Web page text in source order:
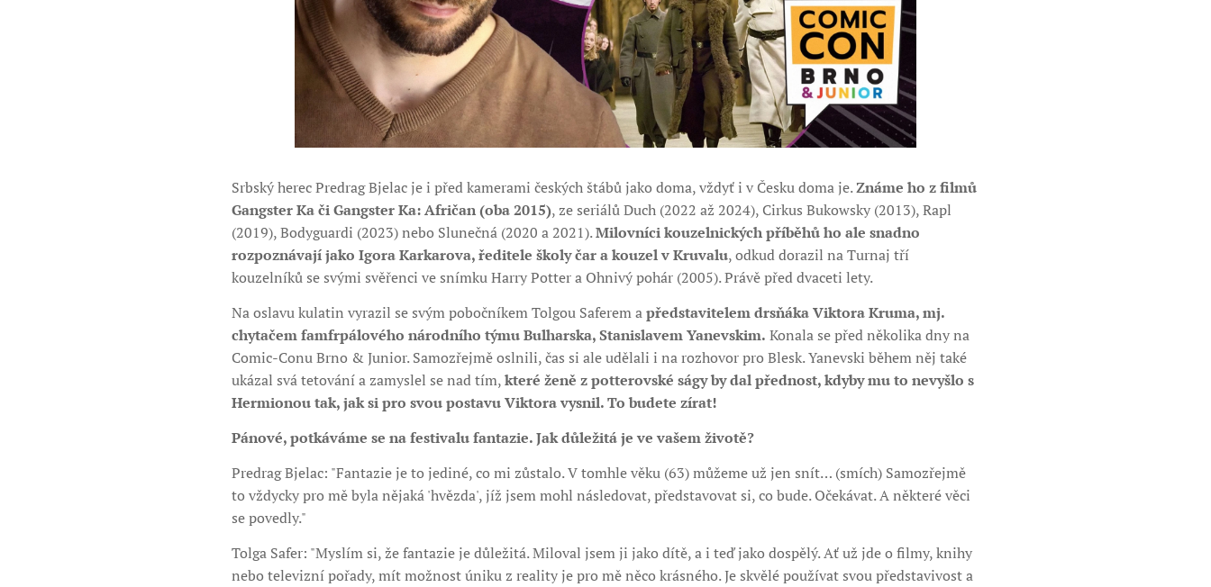
Srbský herec Predrag Bjelac je i před kamerami českých štábů jako doma, vždyť i v Česku doma je.Známe ho z filmů
Gangster Ka či Gangster Ka: Afričan (oba 2015), ze seriálů Duch (2022 až 2024), Cirkus Bukowsky (2013), Rapl
(2019), Bodyguardi (2023) nebo Slunečná (2020 a 2021).Milovníci kouzelnických příběhů ho ale snadno
rozpoznávají jako Igora Karkarova, ředitele školy čar a kouzel v Kruvalu, odkud dorazil na Turnaj tří
kouzelníků se svými svěřenci ve snímku Harry Potter a Ohnivý pohár (2005). Právě před dvaceti lety.
Na oslavu kulatin vyrazil se svým pobočníkem Tolgou Saferem apředstavitelem drsňáka Viktora Kruma, mj.
chytačem famfrpálového národního týmu Bulharska, Stanislavem Yanevskim. Konala se před několika dny na
Comic-Conu Brno & Junior. Samozřejmě oslnili, čas si ale udělali i na rozhovor pro Blesk. Yanevski během něj také
ukázal svá tetování a zamyslel se nad tím,které ženě z potterovské ságy by dal přednost, kdyby mu to nevyšlo s
Hermionou tak, jak si pro svou postavu Viktora vysnil. To budete zírat!
Pánové, potkáváme se na festivalu fantazie. Jak důležitá je ve vašem životě?
Predrag Bjelac: "Fantazie je to jediné, co mi zůstalo. V tomhle věku (63) můžeme už jen snít… (smích) Samozřejmě
to vždycky pro mě byla nějaká 'hvězda', jíž jsem mohl následovat, představovat si, co bude. Očekávat. A některé věci
se povedly."
Tolga Safer: "Myslím si, že fantazie je důležitá. Miloval jsem ji jako dítě, a i teď jako dospělý. Ať už jde o filmy, knihy
nebo televizní pořady, mít možnost úniku z reality je pro mě něco krásného. Je skvělé používat svou představivost a